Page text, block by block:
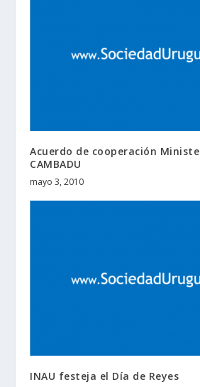
Acuerdo de cooperación
CAMBADU
mayo 3, 2010
INAU festeja el Día de Reyes